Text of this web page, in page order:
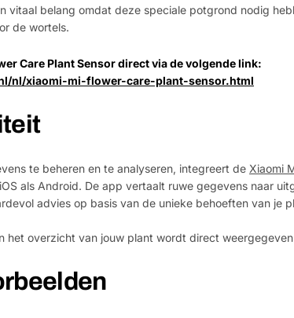
vitaal belang omdat deze speciale potgrond nodig
de wortels.
Care Plant Sensor direct via de volgende link:
nl/xiaomi-mi-flower-care-plant-sensor.html
te beheren en te analyseren, integreert de Xiaomi
als Android. De app vertaalt ruwe gegevens naar
advies op basis van de unieke behoeften van je
het overzicht van jouw plant wordt direct